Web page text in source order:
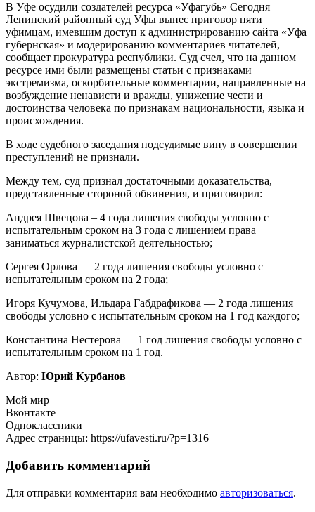
В Уфе осудили создателей ресурса «Уфагубь» Сегодня
Ленинский районный суд Уфы вынес приговор пяти
уфимцам, имевшим доступ к администрированию сайта «Уфа
губернская» и модерированию комментариев читателей,
сообщает прокуратура республики. Суд счел, что на данном
ресурсе ими были размещены статьи с признаками
экстремизма, оскорбительные комментарии, направленные на
возбуждение ненависти и вражды, унижение чести и
достоинства человека по признакам национальности, языка и
происхождения.
В ходе судебного заседания подсудимые вину в совершении
преступлений не признали.
Между тем, суд признал достаточными доказательства,
представленные стороной обвинения, и приговорил:
Андрея Швецова – 4 года лишения свободы условно с
испытательным сроком на 3 года с лишением права
заниматься журналистской деятельностью;
Сергея Орлова — 2 года лишения свободы условно с
испытательным сроком на 2 года;
Игоря Кучумова, Ильдара Габдрафикова — 2 года лишения
свободы условно с испытательным сроком на 1 год каждого;
Константина Нестерова — 1 год лишения свободы условно с
испытательным сроком на 1 год.
Автор: Юрий Курбанов
Мой мир
Вконтакте
Одноклассники
Адрес страницы: https://ufavesti.ru/?p=1316
Добавить комментарий
Для отправки комментария вам необходимо авторизоваться.